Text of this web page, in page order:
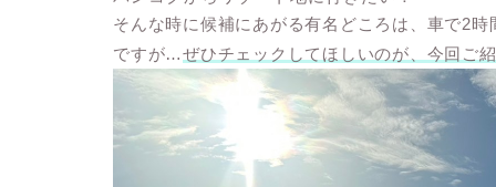
そんな時に候補にあがる有名どころは、車で2
ですが…ぜひチェックしてほしいのが、今回ご